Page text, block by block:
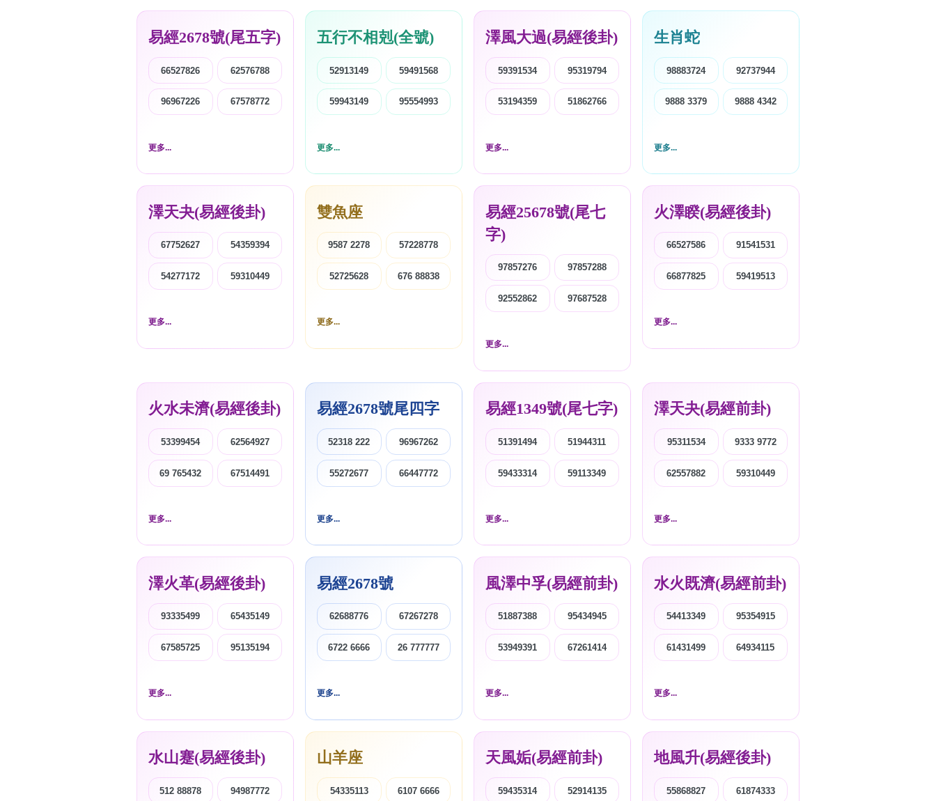
易經2678號(尾五字)
66527826 62576788
96967226 67578772
更多...
五行不相剋(全號)
52913149 59491568
59943149 95554993
更多...
澤風大過(易經後卦)
59391534 95319794
53194359 51862766
更多...
生肖蛇
98883724 92737944
9888 3379 9888 4342
更多...
澤天夬(易經後卦)
67752627 54359394
54277172 59310449
更多...
雙魚座
9587 2278 57228778
52725628 676 88838
更多...
易經25678號(尾七
字)
97857276 97857288
92552862 97687528
更多...
火澤睽(易經後卦)
66527586 91541531
66877825 59419513
更多...
火水未濟(易經後卦)
53399454 62564927
69 765432 67514491
更多...
易經2678號尾四字
52318 222 96967262
55272677 66447772
更多...
易經1349號(尾七字)
51391494 51944311
59433314 59113349
更多...
澤天夬(易經前卦)
95311534 9333 9772
62557882 59310449
更多...
澤火革(易經後卦)
93335499 65435149
67585725 95135194
更多...
易經2678號
62688776 67267278
6722 6666 26 777777
更多...
風澤中孚(易經前卦)
51887388 95434945
53949391 67261414
更多...
水火既濟(易經前卦)
54413349 95354915
61431499 64934115
更多...
水山蹇(易經後卦)
512 88878 94987772
山羊座
54335113 6107 6666
天風姤(易經前卦)
59435314 52914135
地風升(易經後卦)
55868827 61874333